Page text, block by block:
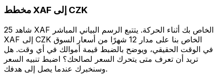
مخطط XAF إلى CZK
شاهد 25 XAF الخاص بك أثناء الحركة. يتتبع الرسم البياني المباشر
XAF إلى CZK الخاص بنا على مدار 12 شهرًا من أسعار السوق
في الوقت الحقيقي، ويوضح بالضبط قيمة أموالك في أي وقت. هل
تريد أن تعرف متى يتحرك السعر لصالحك؟ اضبط تنبيه السعر
وسنخبرك عندما يصل إلى هدفك.